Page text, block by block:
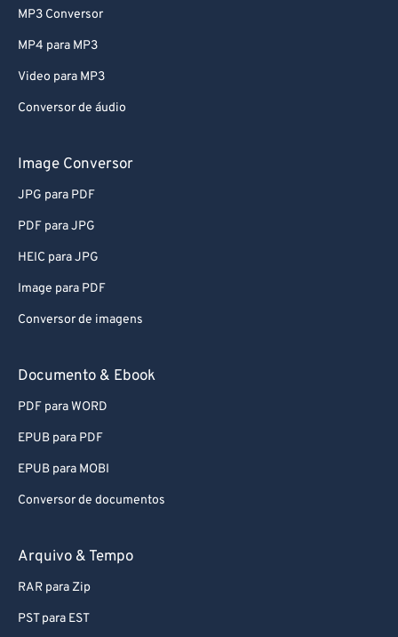
MP3 Conversor
MP4 para MP3
Video para MP3
Conversor de áudio
Image Conversor
JPG para PDF
PDF para JPG
HEIC para JPG
Image para PDF
Conversor de imagens
Documento & Ebook
PDF para WORD
EPUB para PDF
EPUB para MOBI
Conversor de documentos
Arquivo & Tempo
RAR para Zip
PST para EST